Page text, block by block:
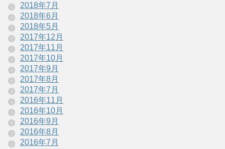
2018年7月
2018年6月
2018年5月
2017年12月
2017年11月
2017年10月
2017年9月
2017年8月
2017年7月
2016年11月
2016年10月
2016年9月
2016年8月
2016年7月